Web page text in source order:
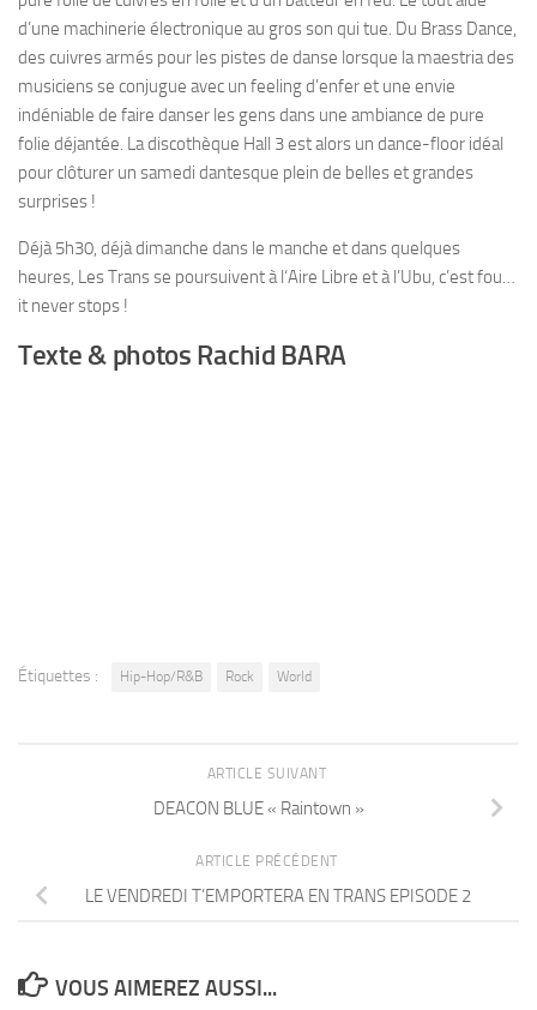
d’une machinerie électronique au gros son qui tue. Du Brass Dance,
des cuivres armés pour les pistes de danse lorsque la maestria des
musiciens se conjugue avec un feeling d’enfer et une envie
indéniable de faire danser les gens dans une ambiance de pure
folie déjantée. La discothèque Hall 3 est alors un dance-floor idéal
pour clôturer un samedi dantesque plein de belles et grandes
surprises !
Déjà 5h30, déjà dimanche dans le manche et dans quelques
heures, Les Trans se poursuivent à l‘Aire Libre et à l’Ubu, c’est fou…
it never stops !
Texte & photos Rachid BARA
Étiquettes : Hip-Hop/R&B Rock World
ARTICLE SUIVANT
DEACON BLUE « Raintown »
ARTICLE PRÉCÉDENT
LE VENDREDI T’EMPORTERA EN TRANS EPISODE 2
VOUS AIMEREZ AUSSI...